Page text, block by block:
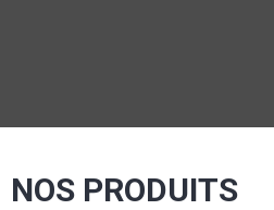
NOS PRODUITS